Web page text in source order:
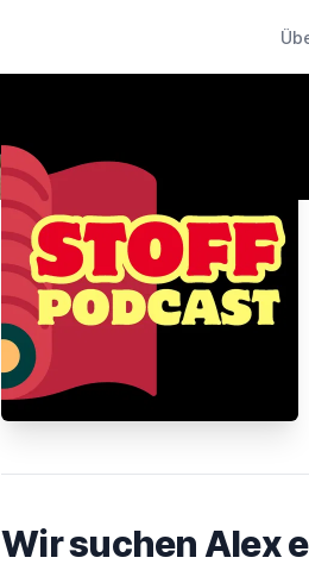
Wir suchen Alex